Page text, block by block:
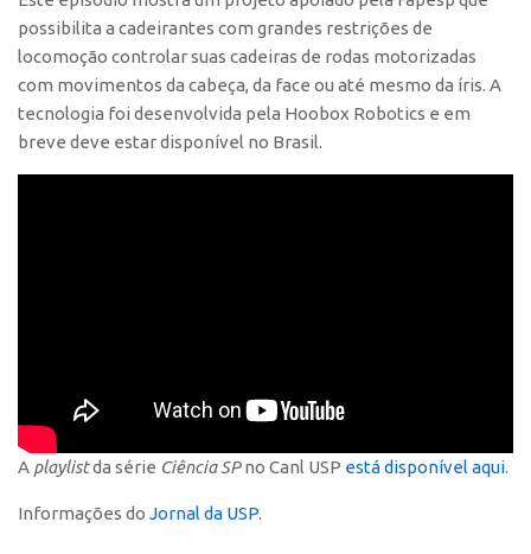
Bolsa Empreendedorismo
Bolsa Startup USP
PGI-USP
Conexão USP
EMBRAPIIs
CEPIX
CPEs
possibilita a cadeirantes com grandes restrições de
locomoção controlar suas cadeiras de rodas motorizadas
com movimentos da cabeça, da face ou até mesmo da íris. A
tecnologia foi desenvolvida pela Hoobox Robotics e em
breve deve estar disponível no Brasil.
A playlistda série Ciência SPno Canl USP está disponível aqui.
Informações do Jornal da USP.